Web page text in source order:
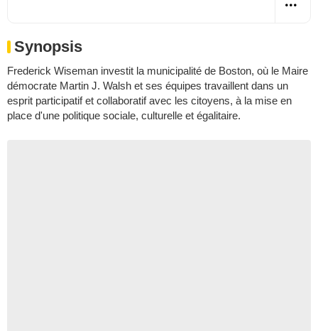
Synopsis
Frederick Wiseman investit la municipalité de Boston, où le Maire
démocrate Martin J. Walsh et ses équipes travaillent dans un
esprit participatif et collaboratif avec les citoyens, à la mise en
place d'une politique sociale, culturelle et égalitaire.